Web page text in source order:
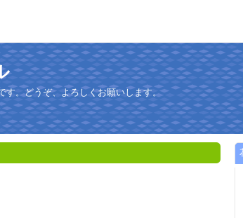
す。どうぞ、よろしくお願いします。